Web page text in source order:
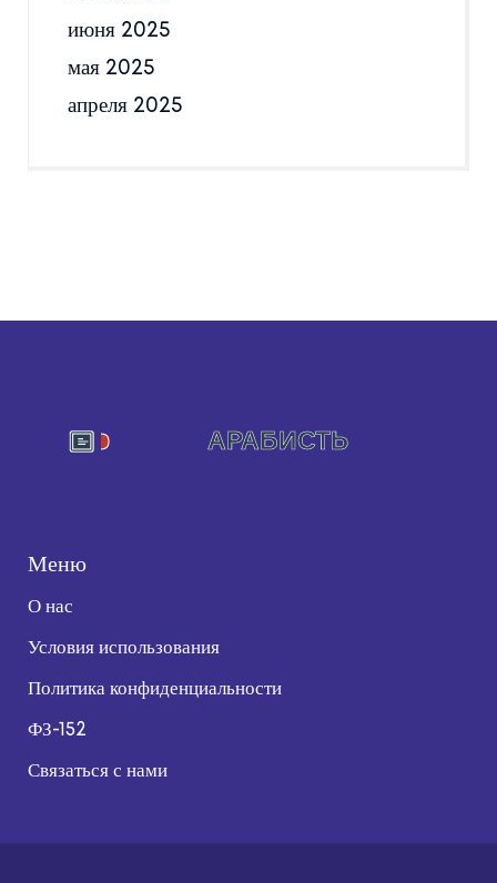
июня 2025
мая 2025
апреля 2025
Меню
О нас
Условия использования
Политика конфиденциальности
ФЗ-152
Связаться с нами